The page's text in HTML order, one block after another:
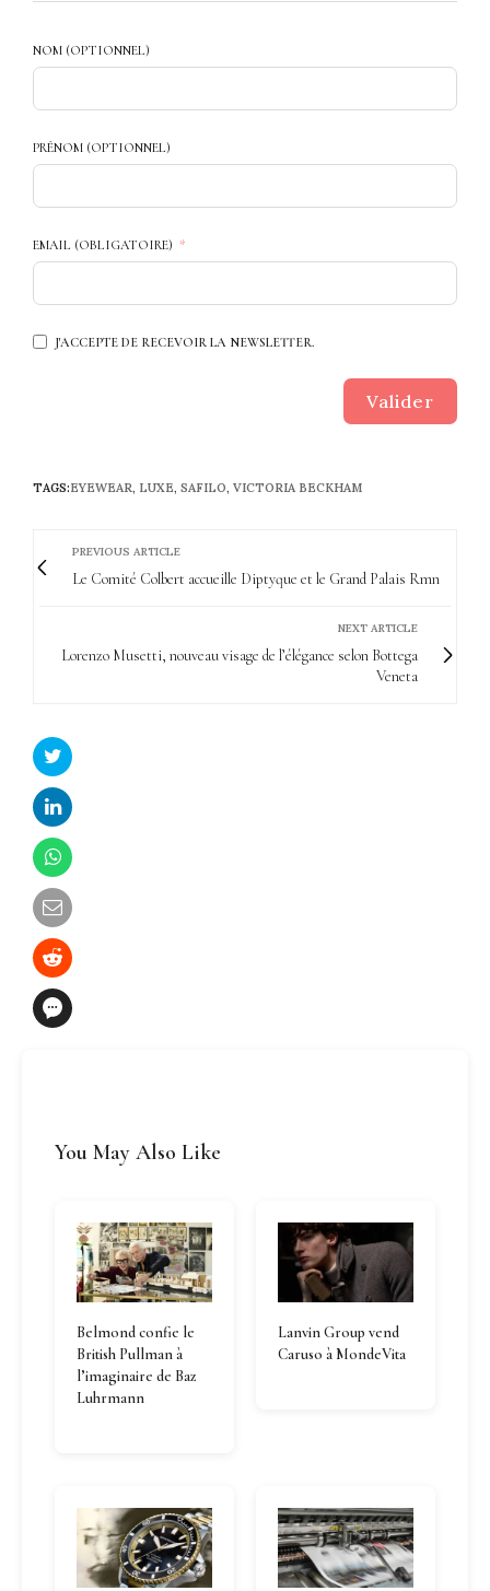
NOM (OPTIONNEL)
PRÉNOM (OPTIONNEL)
EMAIL (OBLIGATOIRE)
J'ACCEPTE DE RECEVOIR LA NEWSLETTER.
Valider
TAGS:EYEWEAR, LUXE, SAFILO, VICTORIA BECKHAM
PREVIOUS ARTICLE
Le Comité Colbert accueille Diptyque et le Grand Palais Rmn
NEXT ARTICLE
Lorenzo Musetti, nouveau visage de l’élégance selon Bottega
Veneta
You May Also Like
Belmond confie le
British Pullman à
l’imaginaire de Baz
Luhrmann
Lanvin Group vend
Caruso à MondeVita